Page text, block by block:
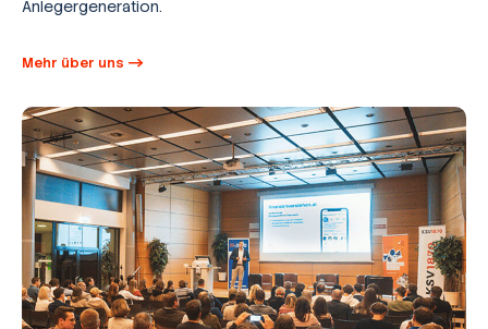
Anlegergeneration.
Mehr über uns